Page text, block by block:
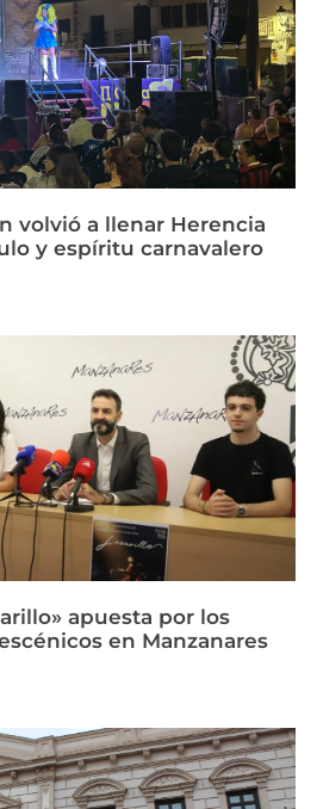
volvió a llenar Herencia
y espíritu carnavalero
apuesta por los
en Manzanares